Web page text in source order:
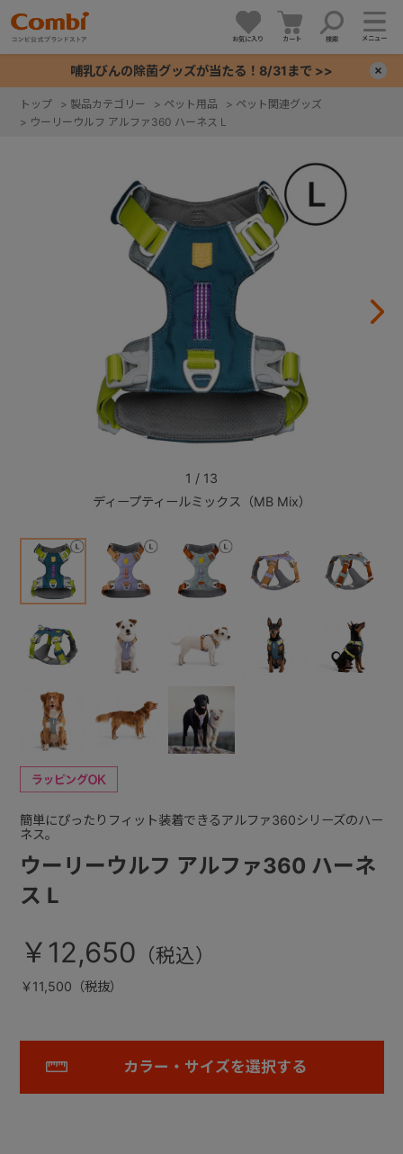
お気に入り カート 検索 メニュー
哺乳びんの除菌グッズが当たる！8/31まで >>
トップ > 製品カテゴリー > ペット用品 > ペット関連グッズ
> ウーリーウルフ アルファ360 ハーネス L
ディープティールミックス（MB Mix）
1 / 13
ウーリーウルフ アルファ360 ハーネ
ス L
簡単にぴったりフィット装着できるアルファ360シリーズのハー
ネス。
￥12,650
￥11,500（税抜）
カラー・サイズを選択する